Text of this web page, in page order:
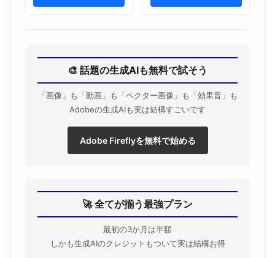
🎨 話題の生成AIも無料で試そう
「画像」も「動画」も「ベクター画像」も「効果音」も
Adobeの生成AIも実は結構すごいです
Adobe Fireflyを無料で始める
🚀 全てが揃う最強プラン
最初の3か月は半額
しかも生成AIのクレジットもついて実は結構お得